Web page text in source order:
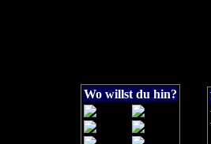
Wo willst du hin?